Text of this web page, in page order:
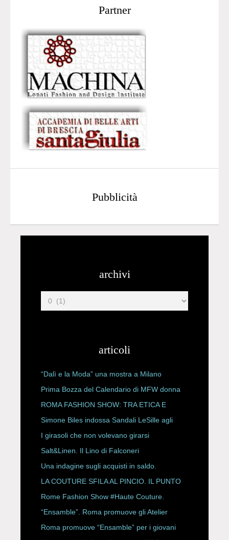
Partner
Pubblicità
archivi
articoli
“Dalì e la Moda” una mostra a Milano
Prima Bozza del Calendario di MFW donna
P/E 2027
ROMA FASHION SHOW: TRA ETICA E
HAUTE COUTURE
Simone Biles indossa Sandali LeSille agli
ESPY Awards 2026
I girasoli che non volevano girarsi
Salt&Linen. Il Lino di Falconeri
Una indagine sugli acquisti in saldo.
LA COUTURE SFILA AL PINCIO. IL PUNTO
CON ALESSANDRO ONORATO E
ROBERTA ANGELILLI
Rome Fashion Show #Haute Couture.
“Ensamble”. Roma promuove gli Atelier
Storici
Roma promuove “Ensamble” per i giovani